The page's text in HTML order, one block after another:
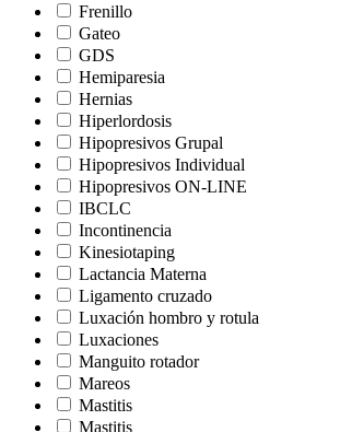
Frenillo
Gateo
GDS
Hemiparesia
Hernias
Hiperlordosis
Hipopresivos Grupal
Hipopresivos Individual
Hipopresivos ON-LINE
IBCLC
Incontinencia
Kinesiotaping
Lactancia Materna
Ligamento cruzado
Luxación hombro y rotula
Luxaciones
Manguito rotador
Mareos
Mastitis
Mastitis